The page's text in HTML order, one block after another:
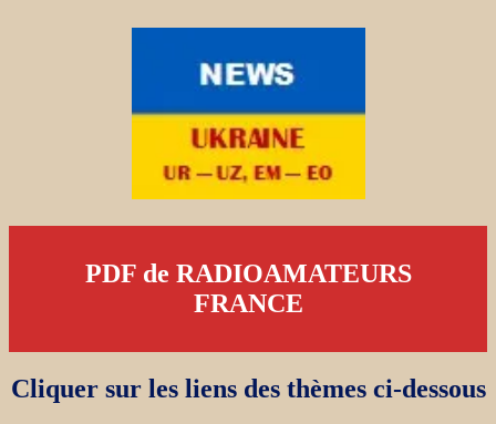
PDF de RADIOAMATEURS
FRANCE
Cliquer sur les liens des thèmes ci-dessous